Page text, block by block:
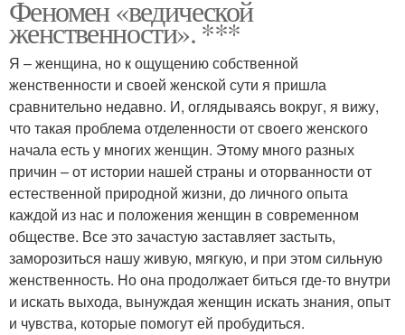
Феномен «ведической
женственности». ***
Я – женщина, но к ощущению собственной
женственности и своей женской сути я пришла
сравнительно недавно. И, оглядываясь вокруг, я вижу,
что такая проблема отделенности от своего женского
начала есть у многих женщин. Этому много разных
причин – от истории нашей страны и оторванности от
естественной природной жизни, до личного опыта
каждой из нас и положения женщин в современном
обществе. Все это зачастую заставляет застыть,
заморозиться нашу живую, мягкую, и при этом сильную
женственность. Но она продолжает биться где-то внутри
и искать выхода, вынуждая женщин искать знания, опыт
и чувства, которые помогут ей пробудиться.